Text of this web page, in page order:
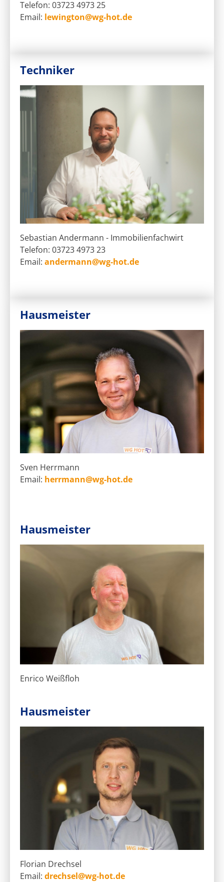
Telefon: 03723 4973 25
Email: lewington@wg-hot.de
Techniker
Sebastian Andermann - Immobilienfachwirt
Telefon: 03723 4973 23
Email: andermann@wg-hot.de
Hausmeister
Sven Herrmann
Email: herrmann@wg-hot.de
Hausmeister
Enrico Weißfloh
Hausmeister
Florian Drechsel
Email: drechsel@wg-hot.de